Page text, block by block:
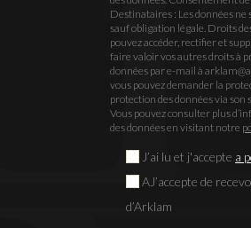
Destinataires : Les données ne
sauf obligation légale. Droits
pouvez accéder, rectifier et
faire valoir vos autres droits à
données par e-mail à
vous pouvez demander la
protection des données via son
Vous pouvez consulter plus
des données en visitant notre
J’ai lu et j'accepte a
AJ’accepte de
d’Arklam